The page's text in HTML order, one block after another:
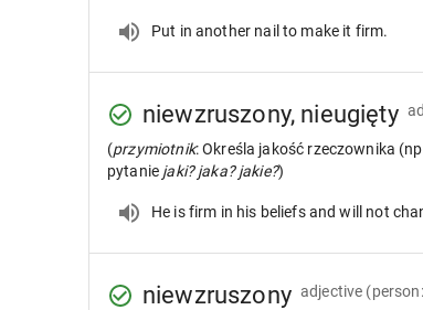
Put in another nail to make it firm.
niewzruszony, nieugięty
(przymiotnik: Określa jakość rzeczownika
pytanie jaki? jaka? jakie?)
He is firm in his beliefs and will not
niewzruszony adjective